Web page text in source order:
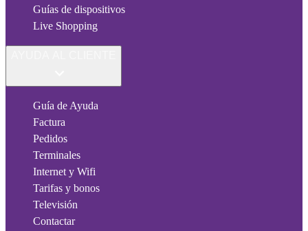
Guías de dispositivos
Live Shopping
Guía de Ayuda
Factura
Pedidos
Terminales
Internet y Wifi
Tarifas y bonos
Televisión
Contactar